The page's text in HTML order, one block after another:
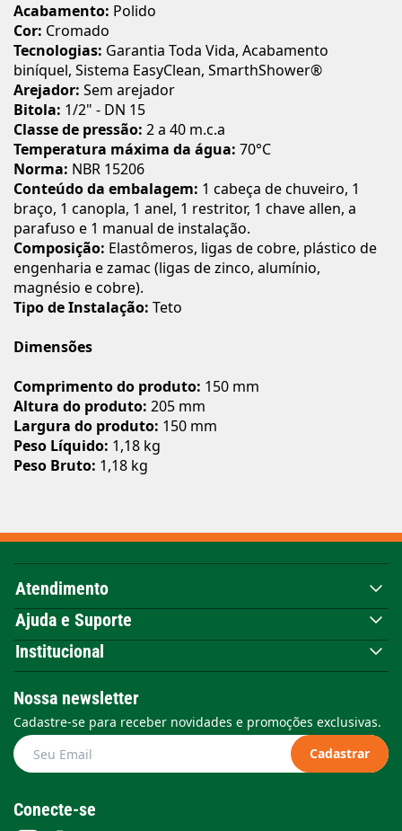
Acabamento: Polido
Cor: Cromado
Tecnologias: Garantia Toda Vida, Acabamento
biníquel, Sistema EasyClean, SmarthShower®
Arejador: Sem arejador
Bitola: 1/2" - DN 15
Classe de pressão: 2 a 40 m.c.a
Temperatura máxima da água: 70°C
Norma: NBR 15206
Conteúdo da embalagem: 1 cabeça de chuveiro, 1
braço, 1 canopla, 1 anel, 1 restritor, 1 chave allen, a
parafuso e 1 manual de instalação.
Composição: Elastômeros, ligas de cobre, plástico de
engenharia e zamac (ligas de zinco, alumínio,
magnésio e cobre).
Tipo de Instalação: Teto
Dimensões
Comprimento do produto: 150 mm
Altura do produto: 205 mm
Largura do produto: 150 mm
Peso Líquido: 1,18 kg
Peso Bruto: 1,18 kg
Atendimento
Ajuda e Suporte
Institucional
Nossa newsletter
Cadastre-se para receber novidades e promoções exclusivas.
Cadastrar
Conecte-se